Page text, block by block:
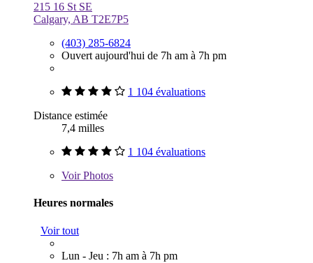
215 16 St SE
Calgary, AB T2E7P5
(403) 285-6824
Ouvert aujourd'hui de 7h am à 7h pm
1 104 évaluations
Distance estimée
7,4 milles
1 104 évaluations
VoirPhotos
Heures normales
Voir tout
Lun - Jeu : 7h am à 7h pm